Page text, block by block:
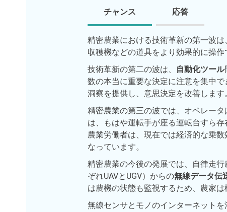
チャンス 応答
精密農業における技術革新の第一波
収穫機などの道具をより効果的に操作
技術革新の第二の波は、
自動化ツール
数の本当に重要な決定に注意を集中
洞察を提供し、意思決定を改善します
精密農業の第三の波では、オペレー
は、もはや運転手が座る運転台すら
農業労働者は、現在では経済的な乗
なっています。
精密農業の今後の発展では、自律走
ぞれUAVとUGV）からの無線データ伝
は農機の状態も監視するため、農家
無線センサとモノのインターネット